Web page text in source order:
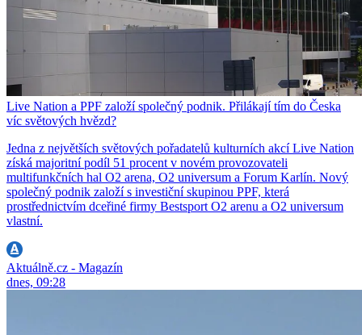
Live Nation a PPF založí společný podnik. Přilákají tím do Česka
víc světových hvězd?
Jedna z největších světových pořadatelů kulturních akcí Live Nation
získá majoritní podíl 51 procent v novém provozovateli
multifunkčních hal O2 arena, O2 universum a Forum Karlín. Nový
společný podnik založí s investiční skupinou PPF, která
prostřednictvím dceřiné firmy Bestsport O2 arenu a O2 universum
vlastní.
Aktuálně.cz - Magazín
dnes, 09:28